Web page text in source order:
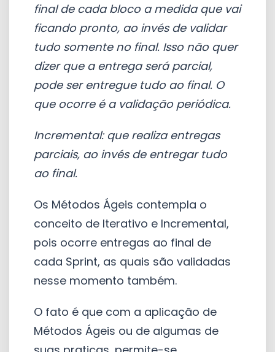
final de cada bloco a medida que vai
ficando pronto, ao invés de validar
tudo somente no final. Isso não quer
dizer que a entrega será parcial,
pode ser entregue tudo ao final. O
que ocorre é a validação periódica.
Incremental: que realiza entregas
parciais, ao invés de entregar tudo
ao final.
Os Métodos Ágeis contempla o
conceito de Iterativo e Incremental,
pois ocorre entregas ao final de
cada Sprint, as quais são validadas
nesse momento também.
O fato é que com a aplicação de
Métodos Ágeis ou de algumas de